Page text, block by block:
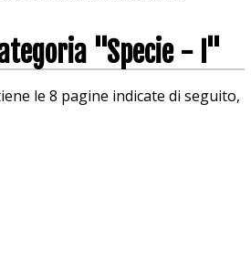
"Specie - I"
le 8 pagine indicate di seguito,